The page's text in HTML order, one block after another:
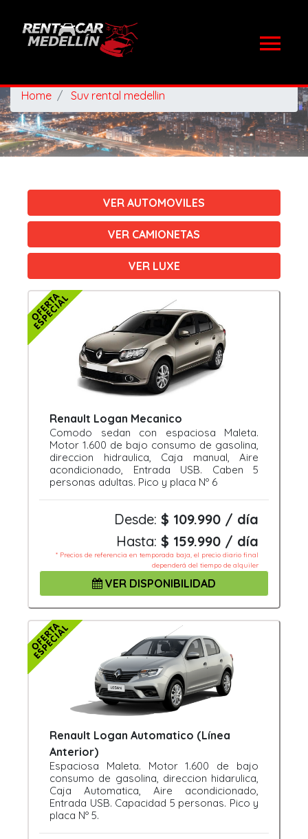
Home Suv rental medellin
VER AUTOMOVILES
VER CAMIONETAS
VER LUXE
Renault Logan Mecanico
Comodo sedan con espaciosa Maleta.
Motor 1.600 de bajo consumo de gasolina,
direccion hidraulica, Caja manual, Aire
acondicionado, Entrada USB. Caben 5
personas adultas. Pico y placa Nº 6
Desde: $ 109.990 / día
Hasta: $ 159.990 / día
* Precios de referencia en temporada baja, el precio diario final
dependerá del tiempo de alquiler
VER DISPONIBILIDAD
Renault Logan Automatico (Línea
Anterior)
Espaciosa Maleta. Motor 1.600 de bajo
consumo de gasolina, direccion hidarulica,
Caja Automatica, Aire acondicionado,
Entrada USB. Capacidad 5 personas. Pico y
placa Nº 5.